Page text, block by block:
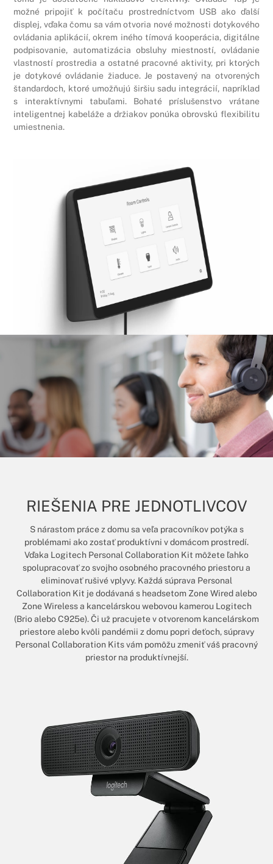
možné pripojiť k počítaču prostredníctvom USB ako ďalší
displej, vďaka čomu sa vám otvoria nové možnosti dotykového
ovládania aplikácií, okrem iného tímová kooperácia, digitálne
podpisovanie, automatizácia obsluhy miestností, ovládanie
vlastností prostredia a ostatné pracovné aktivity, pri ktorých
je dotykové ovládanie žiaduce. Je postavený na otvorených
štandardoch, ktoré umožňujú širšiu sadu integrácií, napríklad
s interaktívnymi tabuľami. Bohaté príslušenstvo vrátane
inteligentnej kabeláže a držiakov ponúka obrovskú flexibilitu
umiestnenia.
RIEŠENIA PRE JEDNOTLIVCOV
S nárastom práce z domu sa veľa pracovníkov potýka s
problémami ako zostať produktívni v domácom prostredí.
Vďaka Logitech Personal Collaboration Kit môžete ľahko
spolupracovať zo svojho osobného pracovného priestoru a
eliminovať rušivé vplyvy. Každá súprava Personal
Collaboration Kit je dodávaná s headsetom Zone Wired alebo
Zone Wireless a kancelárskou webovou kamerou Logitech
(Brio alebo C925e). Či už pracujete v otvorenom kancelárskom
priestore alebo kvôli pandémii z domu popri deťoch, súpravy
Personal Collaboration Kits vám pomôžu zmeniť váš pracovný
priestor na produktívnejší.